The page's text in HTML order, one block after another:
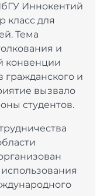
Иннокентий
класс для
Тема
и
конвенции
гражданского и
вызвало
студентов.